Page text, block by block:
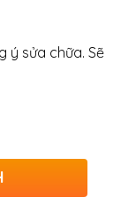
ý sửa chữa. Sẽ